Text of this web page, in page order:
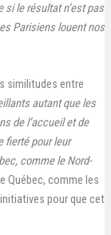
le résultat n’est pas
Parisiens louent nos
similitudes entre
autant que les
de l’accueil et de
fierté pour leur
comme le Nord-
Québec, comme les
pour que cet